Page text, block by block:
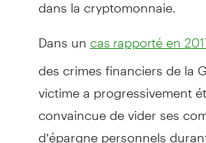
Dans un cas rapporté en
des crimes financiers de la
victime a progressivement
convaincue de vider ses
d’épargne personnels